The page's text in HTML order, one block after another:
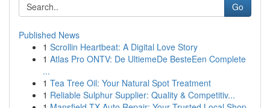
Go
Published News
1 Scrollin Heartbeat: A Digital Love Story
1 Atlas Pro ONTV: De UltiemeDe BesteEen Complete
...
1 Tea Tree Oil: Your Natural Spot Treatment
1 Reliable Sulphur Supplier: Quality & Competitiv...